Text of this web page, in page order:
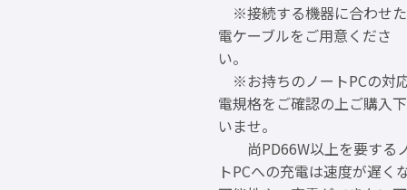
※接続する機器に合わせ
電ケーブルをご用意くださ
い。
※お持ちのノートPCの対
電規格をご確認の上ご購入
いませ。
尚PD66W以上を要する
トPCへの充電は速度が遅く